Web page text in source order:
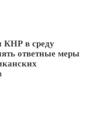
КНР в среду
ответные меры